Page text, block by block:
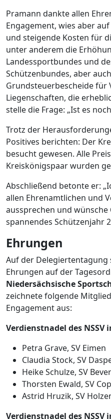
Pramann dankte allen
Engagement, wies aber
und steigende Kosten für
unter anderem die
Landessportbundes und
Schützenbundes, aber
Grundsteuerbescheide für
Liegenschaften, die
stelle die Frage: „Ist es
Trotz der
Positives berichten: Der
besucht gewesen. Alle
Kreiskönigspaar wurden
Abschließend betonte er:
allen Ehrenamtlichen und
aussprechen und
spannendes Schützenjahr
Ehrungen
Auf der Delegiertentagung
Ehrungen auf der
Niedersächsische
zeichnete folgende
Engagement aus:
Verdienstnadel des NSSV
Petra Grave, SV Eimen
Claudia Stock, SV
Heike Schulze, SV
Thorsten Ewald, SV
Astrid Hruzik, SV
Verdienstnadel des NSSV